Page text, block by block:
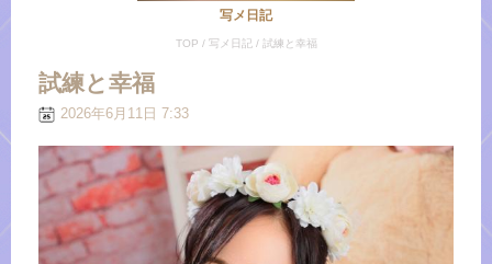
写メ日記
TOP / 写メ日記 / 試練と幸福
試練と幸福
2026年6月11日 7:33